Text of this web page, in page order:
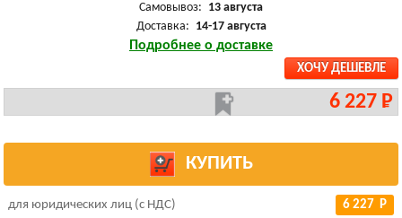
Самовывоз: 13 августа
Доставка: 14-17 августа
Подробнее о доставке
ХОЧУ ДЕШЕВЛЕ
6 227 Р
КУПИТЬ
для юридических лиц (с НДС) 6 227 Р